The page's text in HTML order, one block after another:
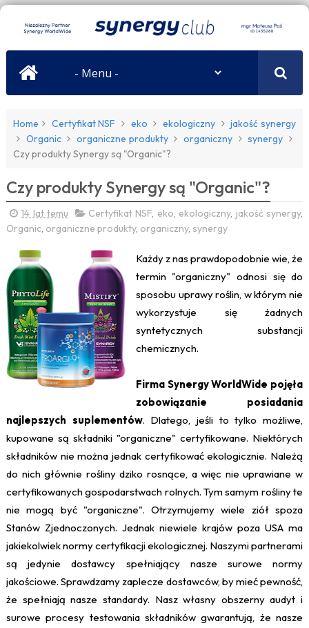
Home Certyfikat NSF eko ekologiczny
jakość synergy
Organic
organiczne produkty organiczny
synergy
Czy produkty Synergy są "Organic"?
Czy produkty Synergy są "Organic"?
14 lat temu Certyfikat NSF, eko, ekologiczny, jakość synergy,
Organic, organiczne produkty, organiczny, synergy
Każdy z nas prawdopodobnie wie, że
termin "organiczny" odnosi się do
sposobu uprawy roślin, w którym nie
wykorzystuje się żadnych
syntetycznych substancji
chemicznych.
Firma Synergy WorldWide pojęła
zobowiązanie posiadania
najlepszych suplementów. Dlatego, jeśli to tylko możliwe,
kupowane są składniki "organiczne" certyfikowane. Niektórych
składników nie można jednak certyfikować ekologicznie. Należą
do nich głównie rośliny dziko rosnące, a więc nie uprawiane w
certyfikowanych gospodarstwach rolnych. Tym samym rośliny te
nie mogą być "organiczne". Otrzymujemy wiele ziół spoza
Stanów Zjednoczonych. Jednak niewiele krajów poza USA ma
jakiekolwiek normy certyfikacji ekologicznej. Naszymi partnerami
są jedynie dostawcy spełniający nasze surowe normy
jakościowe. Sprawdzamy zaplecze dostawców, by mieć pewność,
że spełniają nasze standardy. Nasz własny obszerny audyt i
surowe procesy testowania składników gwarantują, że nasze